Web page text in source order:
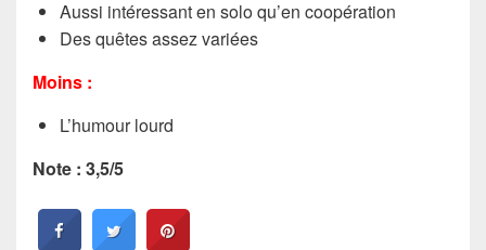
Aussi intéressant en solo qu’en coopération
Des quêtes assez variées
Moins :
L’humour lourd
Note : 3,5/5